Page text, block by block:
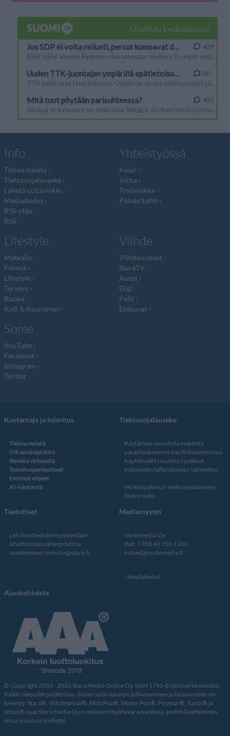
Info
Tietoa meistä
Tietosuojalauseke
Lähetä uutisvinkki
Mediatiedot
RSS-ohje
RSS
Yhteistyössä
Kesä!
Jocka
Tyyliniekka
Päivän Lehti
Lifestyle
Matkailu
Fitness
Lifestyle
Terveys
Ruoka
Koti & Asuminen
Viihde
Viihdeuutiset
StaraTV
Autot
Digi
Pelit
Elokuvat
Some
YouTube
Facebook
Instagram
Twitter
Kustantaja ja toimitus
Tietoa meistä
Oikaisukäytäntö
Ilmoita virheestä
Toimitusperiaatteet
Eettiset ohjeet
AI-käytäntö
Tietosuojalauseke
Käytämme sivustolla evästeitä
parantaaksemme käyttökokemustasi.
Käyttämällä sivustoa hyväksyt
evästeiden tallentamisen laitteellesi.
Verkkopalvelun tiedosuojalauseke
löytyy tästä.
Tiedotteet
Lehdistötiedotteet pyydetään
lähettämään sähköpostitse
osoitteeseen toimitus@stara.fi
Mediamyynti
Nostemedia Oy
Puh. +358 40 356 1332
mikael@nostemedia.fi
Mediatiedot
Ajankohtaista
© Copyright 2003 - 2026 Stara Media Online Oy. ISSN 1795-8180 (verkkomedia).
Kaikki oikeudet pidätetään. Materiaalin luvaton julkaiseminen ja lainaaminen on
kielletty. Stara®, Viihdetaivas®, Miss Pop®, Mister Pop®, Popstar®, Tuubi® ja
Jetset® ovat Stara Media Oy:n rekisteröityjä tavaramerkkejä, joiden käyttäminen
ilman lupaa on kielletty.